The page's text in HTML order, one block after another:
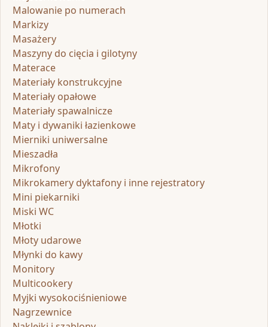
Malowanie po numerach
Markizy
Masażery
Maszyny do cięcia i gilotyny
Materace
Materiały konstrukcyjne
Materiały opałowe
Materiały spawalnicze
Maty i dywaniki łazienkowe
Mierniki uniwersalne
Mieszadła
Mikrofony
Mikrokamery dyktafony i inne rejestratory
Mini piekarniki
Miski WC
Młotki
Młoty udarowe
Młynki do kawy
Monitory
Multicookery
Myjki wysokociśnieniowe
Nagrzewnice